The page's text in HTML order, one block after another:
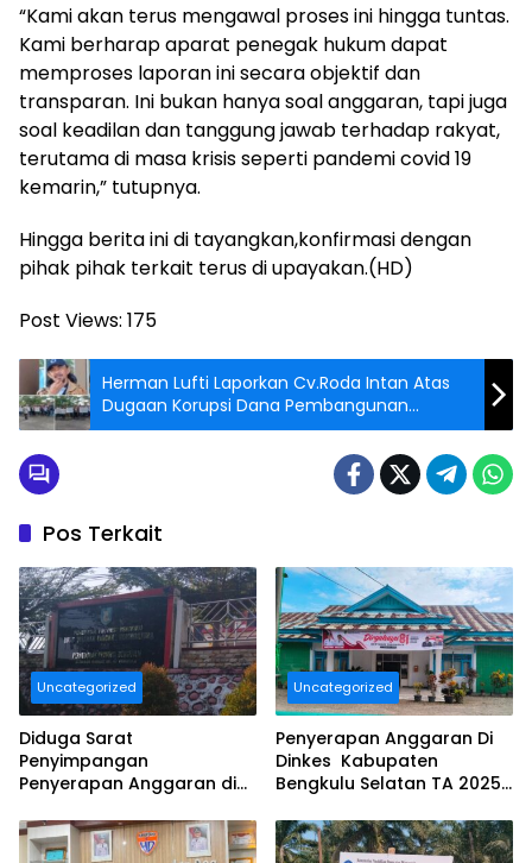
“Kami akan terus mengawal proses ini hingga tuntas.
Kami berharap aparat penegak hukum dapat
memproses laporan ini secara objektif dan
transparan. Ini bukan hanya soal anggaran, tapi juga
soal keadilan dan tanggung jawab terhadap rakyat,
terutama di masa krisis seperti pandemi covid 19
kemarin,” tutupnya.
Hingga berita ini di tayangkan,konfirmasi dengan
pihak pihak terkait terus di upayakan.(HD)
Post Views: 175
Herman Lufti Laporkan Cv.Roda Intan Atas
Dugaan Korupsi Dana Pembangunan
Gedung Covid 19
Pos Terkait
Uncategorized
Diduga Sarat
Penyimpangan
Penyerapan Anggaran di
HOLTIKULTURA DAN
PERKEBUNAN PROVINSI
Uncategorized
Penyerapan Anggaran Di
Dinkes Kabupaten
Bengkulu Selatan TA 2025
Ajang Korupsi, Dan Segera
Dilaporkan.